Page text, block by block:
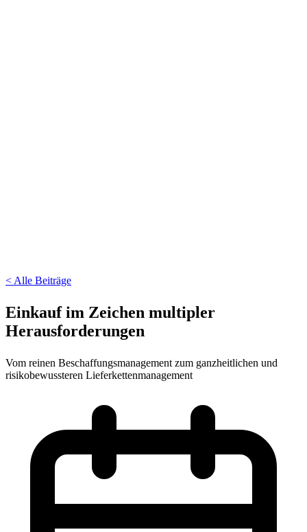
< Alle Beiträge
Einkauf im Zeichen multipler
Herausforderungen
Vom reinen Beschaffungsmanagement zum ganzheitlichen und
risikobewussteren Lieferketten­management